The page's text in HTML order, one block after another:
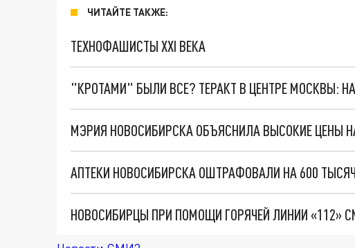
ЧИТАЙТЕ ТАКЖЕ:
ТЕХНОФАШИСТЫ XXI ВЕКА
"КРОТАМИ" БЫЛИ ВСЕ? ТЕРАКТ В ЦЕНТРЕ МОСКВЫ: